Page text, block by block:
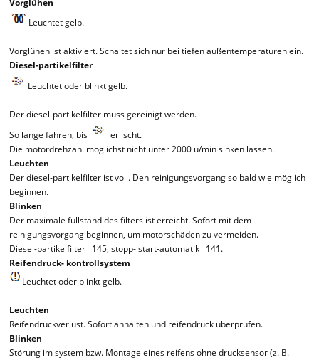
Vorglühen
Leuchtet gelb.
Vorglühen ist aktiviert. Schaltet sich nur bei tiefen außentemperaturen ein.
Diesel-partikelfilter
Leuchtet oder blinkt gelb.
Der diesel-partikelfilter muss gereinigt werden.
So lange fahren, bis
erlischt.
Die motordrehzahl möglichst nicht unter 2000 u/min sinken lassen.
Leuchten
Der diesel-partikelfilter ist voll. Den reinigungsvorgang so bald wie möglich
beginnen.
Blinken
Der maximale füllstand des filters ist erreicht. Sofort mit dem
reinigungsvorgang beginnen, um motorschäden zu vermeiden.
Diesel-partikelfilter 145, stopp- start-automatik 141.
Reifendruck- kontrollsystem
Leuchtet oder blinkt gelb.
Leuchten
Reifendruckverlust. Sofort anhalten und reifendruck überprüfen.
Blinken
Störung im system bzw. Montage eines reifens ohne drucksensor (z. B.